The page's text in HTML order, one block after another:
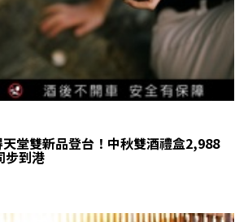
堂雙新品登台！中秋雙酒禮盒2,988
步到港